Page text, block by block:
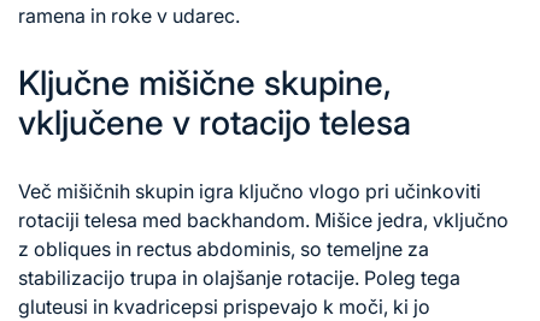
ramena in roke v udarec.
Ključne mišične skupine,
vključene v rotacijo telesa
Več mišičnih skupin igra ključno vlogo pri učinkoviti
rotaciji telesa med backhandom. Mišice jedra, vključno
z obliques in rectus abdominis, so temeljne za
stabilizacijo trupa in olajšanje rotacije. Poleg tega
gluteusi in kvadricepsi prispevajo k moči, ki jo